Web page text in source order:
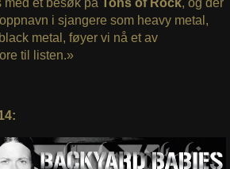
et besøk på Tons of Rock, og der
i sjangere som heavy metal,
metal, føyer vi nå et av
til listen.»